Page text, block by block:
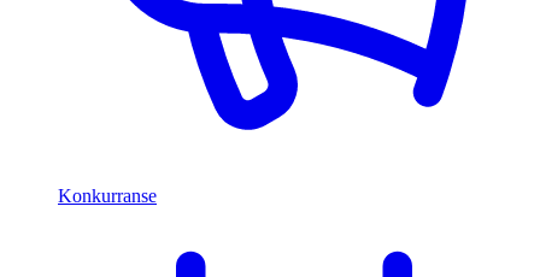
Konkurranse